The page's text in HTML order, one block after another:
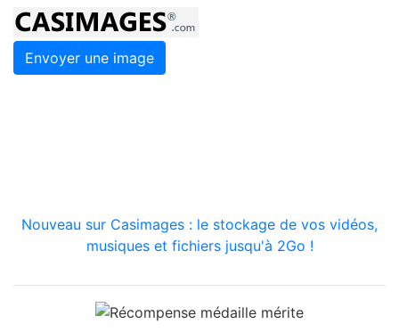
Envoyer une image
Nouveau sur Casimages : le stockage de vos vidéos,
musiques et fichiers jusqu'à 2Go !